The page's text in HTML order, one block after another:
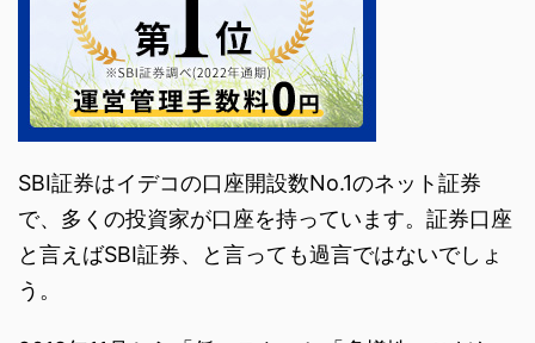
SBI証券はイデコの口座開設数No.1のネット証券
で、多くの投資家が口座を持っています。証券口座
と言えばSBI証券、と言っても過言ではないでしょ
う。